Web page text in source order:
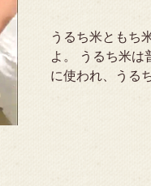
うるち米ともち
よ。 うるち米は
に使われ、うる